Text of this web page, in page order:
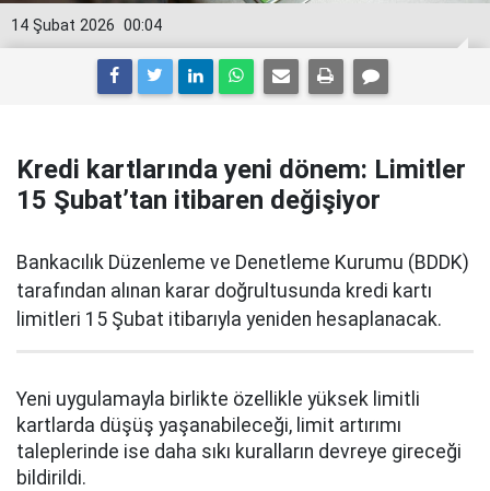
00:04
14 Şubat 2026
Kredi kartlarında yeni dönem: Limitler
15 Şubat’tan itibaren değişiyor
Bankacılık Düzenleme ve Denetleme Kurumu (BDDK)
tarafından alınan karar doğrultusunda kredi kartı
limitleri 15 Şubat itibarıyla yeniden hesaplanacak.
Yeni uygulamayla birlikte özellikle yüksek limitli
kartlarda düşüş yaşanabileceği, limit artırımı
taleplerinde ise daha sıkı kuralların devreye gireceği
bildirildi.